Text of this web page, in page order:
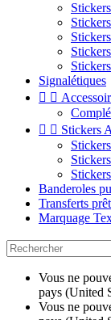
Signalétiques
 
  Stickers
Banderoles
Transferts
Marquage
Vous ne
pays (United
Vous ne